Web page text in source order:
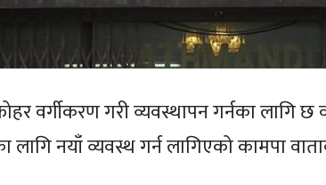
वर्गीकरण गरी व्यवस्थापन गर्नका लागि छ
लागि नयाँ व्यवस्थ गर्न लागिएको कामपा